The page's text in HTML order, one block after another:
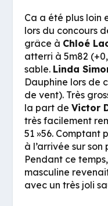
Ca a été plus loin
lors du concours
grâce à Chloé
atterri à 5m82
sable. Linda
Dauphine lors de
de vent). Très
la part deVictor
très facilement
51 »56. Comptant
à l’arrivée sur
Pendant ce
masculine
avec un très joli